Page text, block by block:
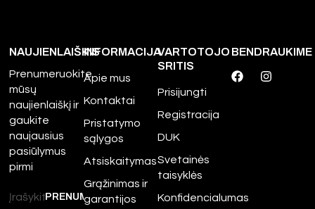
NAUJIENLAIŠKIS
Prenumeruokite
mūsų
naujienlaiškį ir
gaukite
naujausius
pasiūlymus
pirmi
INFORMACIJA
Apie mus
Kontaktai
Pristatymo
sąlygos
Atsiskaitymas
Grąžinimas ir
garantijos
VARTOTOJO
SRITIS
Prisijungti
Registracija
DUK
Svetainės
taisyklės
Konfidencialumas
BENDRAUKIME